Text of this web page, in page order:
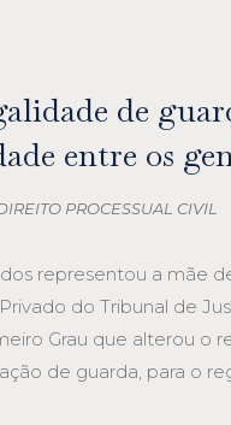
de
entre os
PROCESSUAL CIVIL
representou a mãe
do Tribunal de
Grau que alterou o
de guarda, para o